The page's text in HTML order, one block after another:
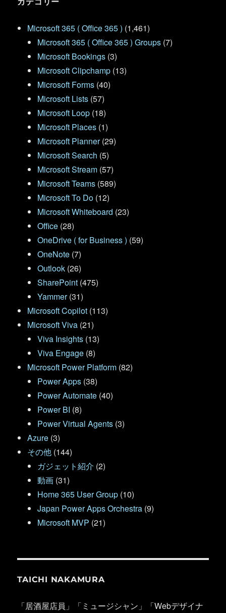
Microsoft 365 ( Office 365 ) (1,461)
Microsoft 365 ( Office 365 ) Groups (7)
Microsoft Bookings (3)
Microsoft Clipchamp (13)
Microsoft Forms (40)
Microsoft Lists (57)
Microsoft Loop (18)
Microsoft Places (1)
Microsoft Planner(29)
Microsoft Search (5)
Microsoft Stream (57)
Microsoft Teams (589)
Microsoft To Do (12)
Microsoft Whiteboard (23)
Office (28)
OneDrive ( for Business ) (59)
OneNote (7)
Outlook (26)
SharePoint (475)
Yammer(31)
Microsoft Copilot (113)
Microsoft Viva (21)
Viva Insights (13)
Viva Engage (8)
Microsoft Power Platform (82)
Power Apps (38)
Power Automate (40)
Power BI (8)
Power Virtual Agents (3)
Azure (3)
その他 (144)
ガジェット紹介 (2)
動画 (31)
Home 365 User Group (10)
Japan Power Apps Orchestra (9)
Microsoft MVP (21)
TAICHI NAKAMURA
「居酒屋店員」「ミュージシャン」「Webデザイナ